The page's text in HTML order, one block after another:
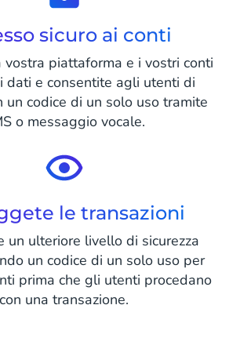
sicuro ai conti
piattaforma e i vostri conti
dati e consentite agli utenti di
un codice di un solo uso tramite
o messaggio vocale.
le transazioni
un ulteriore livello di sicurezza
un codice di un solo uso per
prima che gli utenti procedano
con una transazione.